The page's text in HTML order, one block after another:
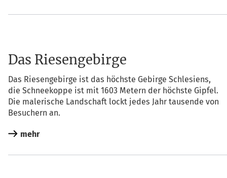
Das Riesengebirge
Das Rie­sen­ge­bir­ge ist das höchs­te Gebir­ge Schle­si­ens,
die Schnee­kop­pe ist mit 1603 Metern der höchs­te Gip­fel.
Die male­ri­sche Land­schaft lockt jedes Jahr tau­sen­de von
Besu­chern an.
mehr